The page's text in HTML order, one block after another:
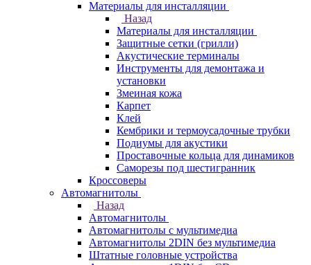
Материалы для инсталляции
Назад
Материалы для инсталляции
Защитные сетки (грилли)
Акустические терминалы
Инструменты для демонтажа и
установки
Змеиная кожа
Карпет
Клей
Кембрики и термоусадочные трубки
Подиумы для акустики
Проставочные кольца для динамиков
Саморезы под шестигранник
Кроссоверы
Автомагнитолы
Назад
Автомагнитолы
Автомагнитолы с мультимедиа
Автомагнитолы 2DIN без мультимедиа
Штатные головные устройства